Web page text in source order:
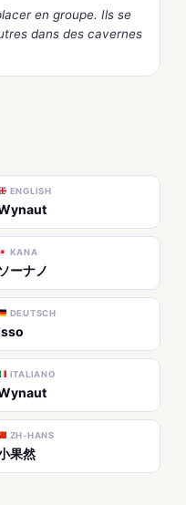
en groupe. Ils se
dans des cavernes
ENGLISH
KANA
ソーナノ
DEUTSCH
ITALIANO
ZH-HANS
果然